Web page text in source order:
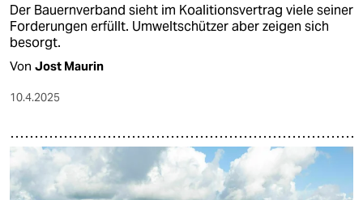
Der Bauernverband sieht im Koalitionsvertrag viele seiner
Forderungen erfüllt. Umweltschützer aber zeigen sich
besorgt.
Von Jost Maurin
10.4.2025